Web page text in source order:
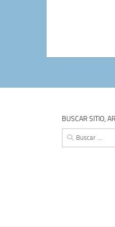
BUSCAR SITIO,
Buscar: